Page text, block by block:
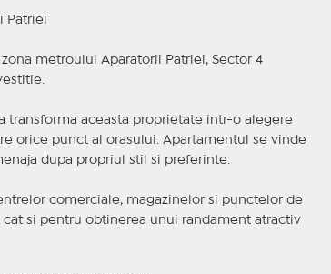
Patriei
metroului Aparatorii Patriei, Sector 4
transforma aceasta proprietate intr-o alegere
orice punct al orasului. Apartamentul se vinde
dupa propriul stil si preferinte.
comerciale, magazinelor si punctelor de
si pentru obtinerea unui randament atractiv